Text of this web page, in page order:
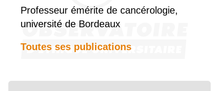
Professeur émérite de cancérologie,
université de Bordeaux
Toutes ses publications